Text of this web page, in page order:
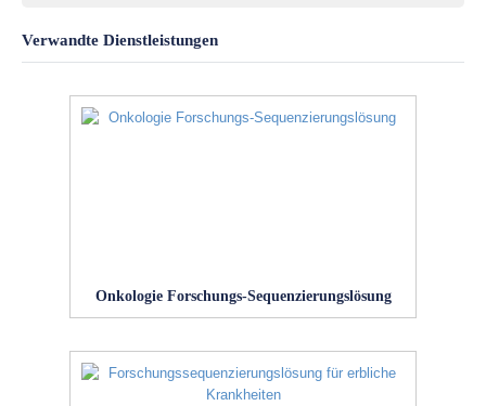
Verwandte Dienstleistungen
Onkologie Forschungs-Sequenzierungslösung